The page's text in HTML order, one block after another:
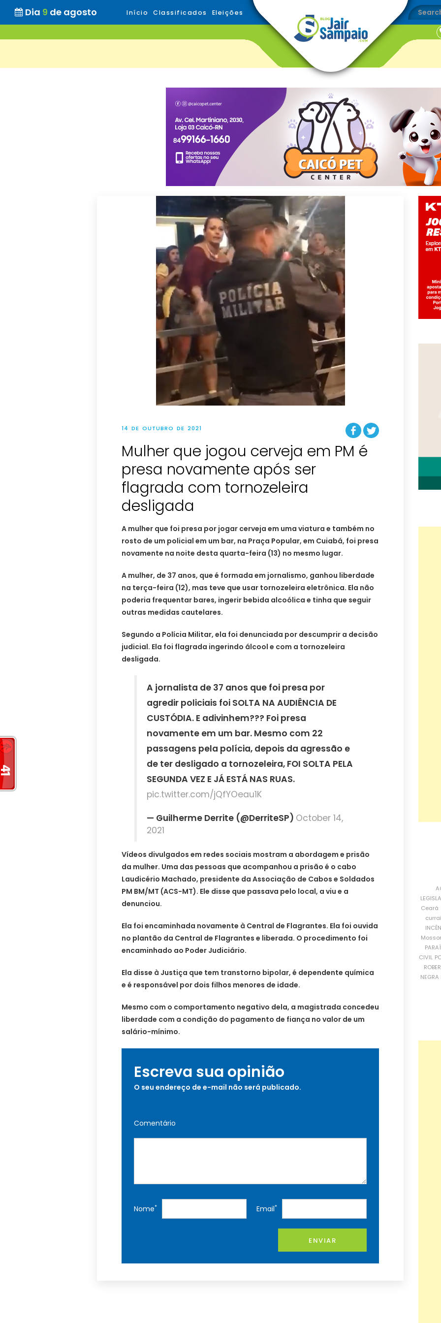
Dia 9 de agosto Início Classificados Eleições
14 DE OUTUBRO DE 2021
Mulher que jogou cerveja em PM é
presa novamente após ser
flagrada com tornozeleira
desligada
A mulher que foi presa por jogar cerveja em uma viatura e também no
rosto de um policial em um bar, na Praça Popular, em Cuiabá, foi presa
novamente na noite desta quarta-feira (13) no mesmo lugar.
A mulher, de 37 anos, que é formada em jornalismo, ganhou liberdade
na terça-feira (12), mas teve que usar tornozeleira eletrônica. Ela não
poderia frequentar bares, ingerir bebida alcoólica e tinha que seguir
outras medidas cautelares.
Segundo a Polícia Militar, ela foi denunciada por descumprir a decisão
judicial. Ela foi flagrada ingerindo álcool e com a tornozeleira
desligada.
A jornalista de 37 anos que foi presa por
agredir policiais foi SOLTA NA AUDIÊNCIA DE
CUSTÓDIA. E adivinhem??? Foi presa
novamente em um bar. Mesmo com 22
passagens pela polícia, depois da agressão e
de ter desligado a tornozeleira, FOI SOLTA PELA
SEGUNDA VEZ E JÁ ESTÁ NAS RUAS.
pic.twitter.com/jQfYOeau1K
— Guilherme Derrite (@DerriteSP) October 14,
2021
Vídeos divulgados em redes sociais mostram a abordagem e prisão
da mulher. Uma das pessoas que acompanhou a prisão é o cabo
Laudicério Machado, presidente da Associação de Cabos e Soldados
PM BM/MT (ACS-MT). Ele disse que passava pelo local, a viu e a
denunciou.
Ela foi encaminhada novamente à Central de Flagrantes. Ela foi ouvida
no plantão da Central de Flagrantes e liberada. O procedimento foi
encaminhado ao Poder Judiciário.
Ela disse à Justiça que tem transtorno bipolar, é dependente química
e é responsável por dois filhos menores de idade.
Mesmo com o comportamento negativo dela, a magistrada concedeu
liberdade com a condição do pagamento de fiança no valor de um
salário-mínimo.
Escreva sua opinião
O seu endereço de e-mail não será publicado.
Comentário
Nome* Email*
ENVIAR
Ceará
CIVIL
NEGRA